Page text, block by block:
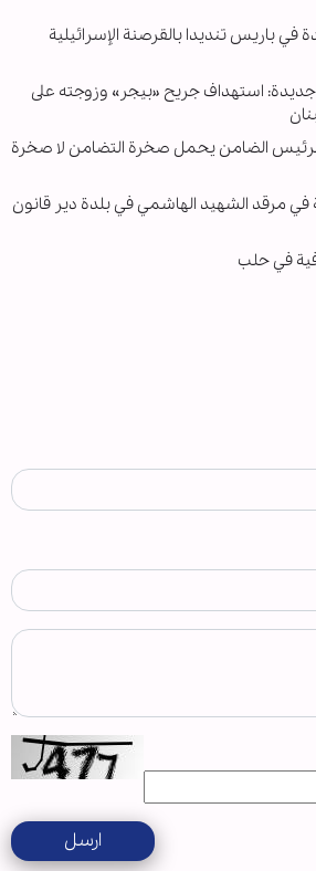
باريس تنديدا بالقرصنة الإسرائيلية
استهداف جريح «بيجر» وزوجته على
الضامن يحمل صخرة التضامن لا صخرة
في مرقد الشهيد الهاشمي في بلدة دير قانون
في حلب
ارسل